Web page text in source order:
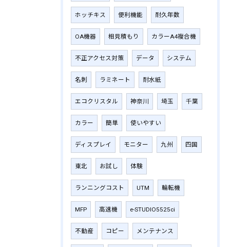
ホッチキス 便利機能 耐久年数
OA機器 相見積もり カラーA4複合機
不正アクセス対策 データ システム
名刺 ラミネート 耐水紙
エコクリスタル 神奈川 埼玉 千葉
カラー 簡単 使いやすい
ディスプレイ モニター 九州 四国
東北 お試し 体験
ランニングコスト UTM 輪転機
MFP 高速機 e-STUDIO5525ci
不動産 コピー メンテナンス